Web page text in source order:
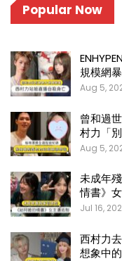
Popular Now
規模網
Aug 5,
曾和過
村力「
Aug 5,
未成年
情書》
Jul 16,
西村力
想象中